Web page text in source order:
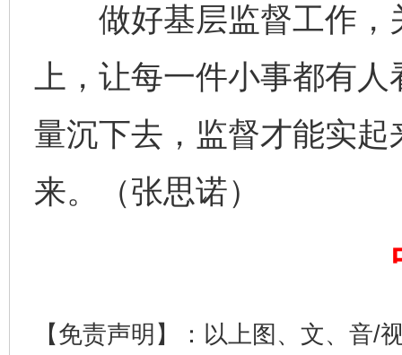
做好基层监督工作，
上，让每一件小事都有
量沉下去，监督才能实
来。（张思诺）
【免责声明】：以上图、文、音/
千年窑火 生生不息 一